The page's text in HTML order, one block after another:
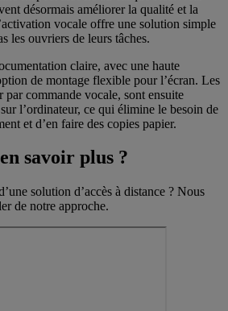
désormais améliorer la qualité et la
vocale offre une solution simple
les ouvriers de leurs tâches.
claire, avec une haute
de montage flexible pour l’écran. Les
par commande vocale, sont ensuite
l’ordinateur, ce qui élimine le besoin de
et d’en faire des copies papier.
savoir plus ?
solution d’accès à distance ? Nous
de notre approche.